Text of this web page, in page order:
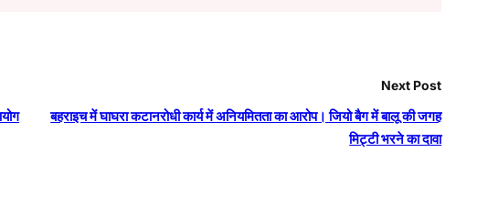
Next Post
बहराइच में घाघरा कटानरोधी कार्य में अनियमितता का आरोप। जियो बैग में बालू की जगह
मिट्टी भरने का दावा